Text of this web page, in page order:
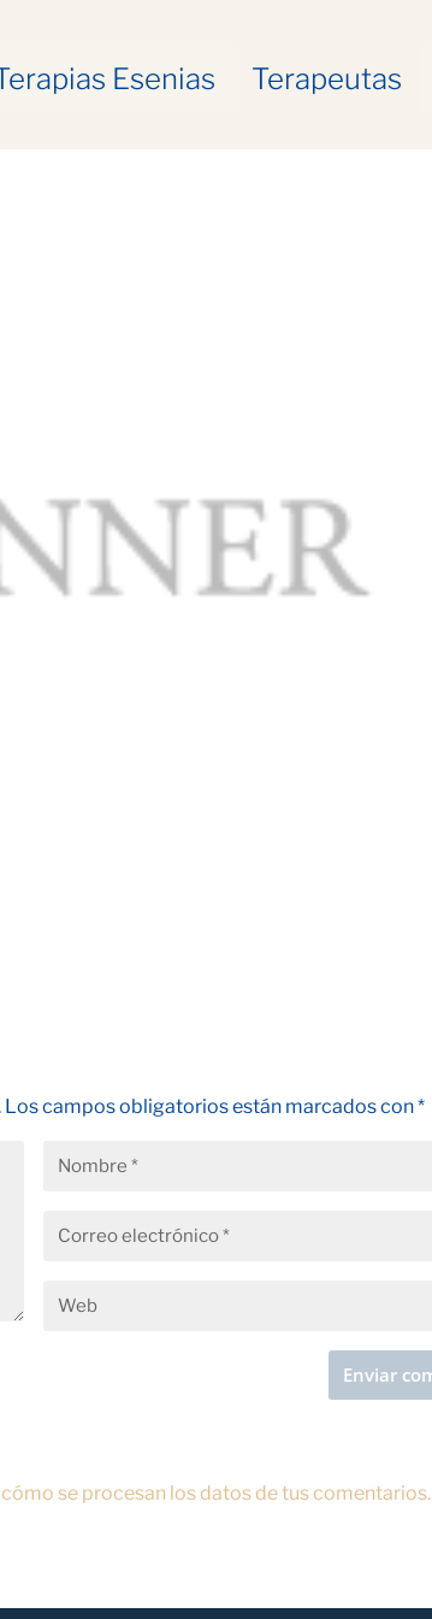
Esenias Terapeutas
Los campos obligatorios están marcados con*
se procesan los datos de tus comentarios.